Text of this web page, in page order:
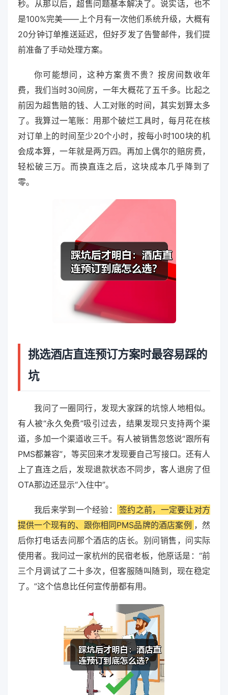
秒。从那以后，超售问题基本解决了。说实话，也不
是100%完美——上个月有一次他们系统升级，大概有
20分钟订单推送延迟，但好歹发了告警邮件，我们提
前准备了手动处理方案。
你可能想问，这种方案贵不贵？按房间数收年
费，我们当时30间房，一年大概花了五千多。比起之
前因为超售赔的钱、人工对账的时间，其实划算太多
了。我算过一笔账：用那个破烂工具时，每月花在核
对订单上的时间至少20个小时，按每小时100块的机
会成本算，一年就是两万四。再加上偶尔的赔房费，
轻松破三万。而换直连之后，这块成本几乎降到了
零。
挑选酒店直连预订方案时最容易踩的
坑
我问了一圈同行，发现大家踩的坑惊人地相似。
有人被“永久免费”吸引过去，结果发现只支持两个渠
道，多加一个渠道收三千。有人被销售忽悠说“跟所有
PMS都兼容”，等买回来才发现要自己写接口。还有人
上了直连之后，发现退款状态不同步，客人退房了但
OTA那边还显示“入住中”。
我后来学到一个经验：
签约之前，一定要让对方
提供一个现有的、跟你相同PMS品牌的酒店案例 ，然
后你打电话去问那个酒店的店长。别问销售，问实际
使用者。我问过一家杭州的民宿老板，他原话是：“前
三个月调试了二十多次，但客服随叫随到，现在稳定
了。”这个信息比任何宣传册都有用。